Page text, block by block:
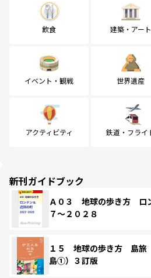
飲食 建築・アート
イベント・観戦 世界遺産
アクティビティ 鉄道・フライ
新刊ガイドブック
Ａ０３ 地球の歩き方 ロ
７～２０２８
１５ 地球の歩き方 島
島①）３訂版